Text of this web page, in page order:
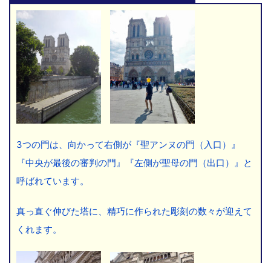
3つの門は、向かって右側が『聖アンヌの門（入口）』
『中央が最後の審判の門』『左側が聖母の門（出口）』と
呼ばれています。
真っ直ぐ伸びた塔に、精巧に作られた彫刻の数々が迎えて
くれます。